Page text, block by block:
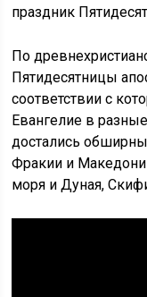
праздник
По
Пятидесятницы
соответствии с
Евангелие в
достались
Фракии и
моря и Дуная,